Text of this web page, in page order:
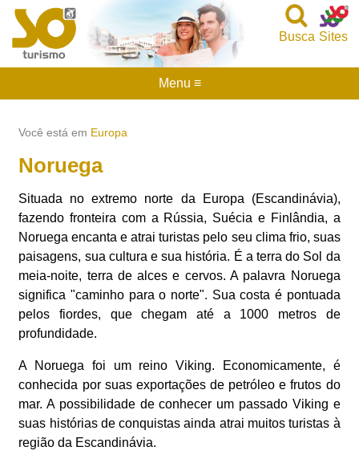
Sites
Busca
Você está em Europa
Noruega
Situada no extremo norte da Europa (Escandinávia),
fazendo fronteira com a Rússia, Suécia e Finlândia, a
Noruega encanta e atrai turistas pelo seu clima frio, suas
paisagens, sua cultura e sua história. É a terra do Sol da
meia-noite, terra de alces e cervos. A palavra Noruega
significa "caminho para o norte". Sua costa é pontuada
pelos fiordes, que chegam até a 1000 metros de
profundidade.
A Noruega foi um reino Viking. Economicamente, é
conhecida por suas exportações de petróleo e frutos do
mar. A possibilidade de conhecer um passado Viking e
suas histórias de conquistas ainda atrai muitos turistas à
região da Escandinávia.